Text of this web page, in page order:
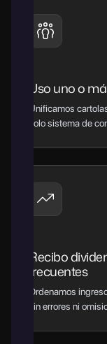
Uso uno o
Unificamos
solo sistema de
Recibo
frecuentes
Ordenamos
sin errores ni